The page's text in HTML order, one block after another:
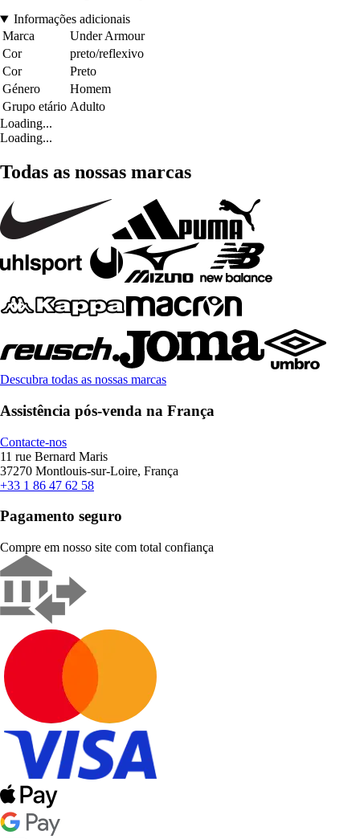
Informações adicionais
Marca
Under Armour
Cor
preto/reflexivo
Cor
Preto
Género
Homem
Grupo etário Adulto
Loading...
Loading...
Todas as nossas marcas
Descubra todas as nossas marcas
Assistência pós-venda na França
Contacte-nos
11 rue Bernard Maris
37270 Montlouis-sur-Loire, França
+33 1 86 47 62 58
Pagamento seguro
Compre em nosso site com total confiança